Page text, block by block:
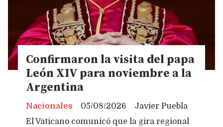
Confirmaron la visita del papa
León XIV para noviembre a la
Argentina
Javier Puebla
Nacionales
05/08/2026
El Vaticano comunicó que la gira regional